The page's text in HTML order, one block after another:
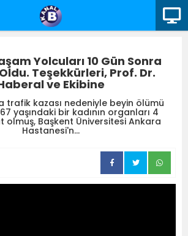
Yolcuları 10 Gün Sonra
Teşekkürleri, Prof. Dr.
ve Ekibine
trafik kazası nedeniyle beyin ölümü
yaşındaki bir kadının organları 4
olmuş, Başkent Üniversitesi Ankara
Hastanesi'n...